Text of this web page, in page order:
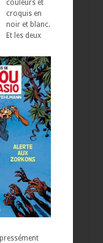
couleurs et
croquis en
noir et blanc.
Et les deux